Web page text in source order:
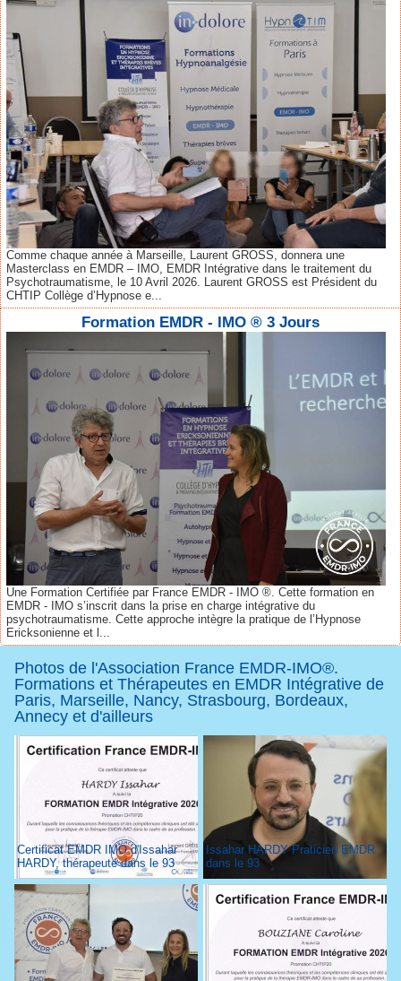
Comme chaque année à Marseille, Laurent GROSS, donnera une
Masterclass en EMDR – IMO, EMDR Intégrative dans le traitement du
Psychotraumatisme, le 10 Avril 2026. Laurent GROSS est Président du
CHTIP Collège d’Hypnose e...
Formation EMDR - IMO ® 3 Jours
Une Formation Certifiée par France EMDR - IMO ®. Cette formation en
EMDR - IMO s’inscrit dans la prise en charge intégrative du
psychotraumatisme. Cette approche intègre la pratique de l’Hypnose
Ericksonienne et l...
Photos de l'Association France EMDR-IMO®.
Formations et Thérapeutes en EMDR Intégrative de
Paris, Marseille, Nancy, Strasbourg, Bordeaux,
Annecy et d'ailleurs
Certificat EMDR IMO d'Issahar
HARDY, thérapeute dans le 93
Issahar HARDY Praticien EMDR
dans le 93